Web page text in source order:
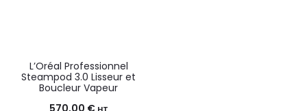
L’Oréal Professionnel
Steampod 3.0 Lisseur et
Boucleur Vapeur
570,00 €